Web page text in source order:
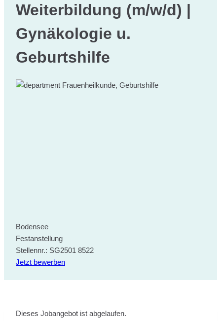
Weiterbildung (m/w/d) |
Gynäkologie u.
Geburtshilfe
Frauenheilkunde, Geburtshilfe
Bodensee
Festanstellung
Stellennr.: SG2501 8522
Jetzt bewerben
Dieses Jobangebot ist abgelaufen.